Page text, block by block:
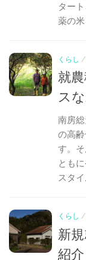
ター
薬の
くらし /
就
ス
南房
の高
す。
とも
スタ
くらし /
新
紹